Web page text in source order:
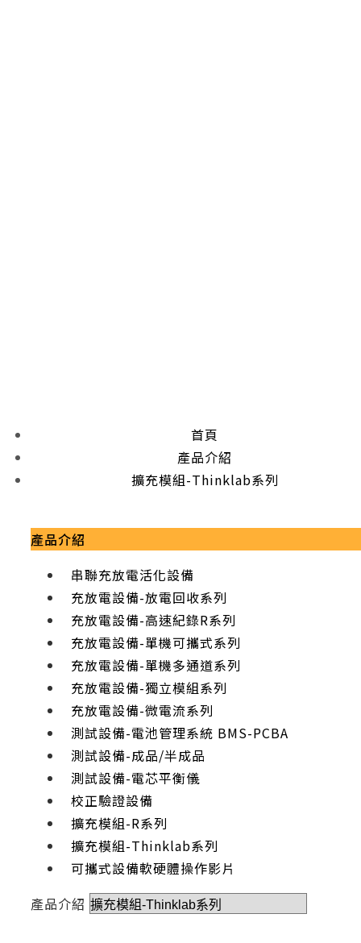
首頁
產品介紹
擴充模組-Thinklab系列
產品介紹
串聯充放電活化設備
充放電設備-放電回收系列
充放電設備-高速紀錄R系列
充放電設備-單機可攜式系列
充放電設備-單機多通道系列
充放電設備-獨立模組系列
充放電設備-微電流系列
測試設備-電池管理系統 BMS-PCBA
測試設備-成品/半成品
測試設備-電芯平衡儀
校正驗證設備
擴充模組-R系列
擴充模組-Thinklab系列
可攜式設備軟硬體操作影片
產品介紹